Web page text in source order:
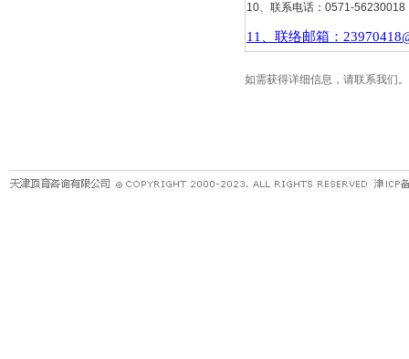
10、联系电话：0571-
11、联络邮箱：
如需获得详细信息，请联系我们。